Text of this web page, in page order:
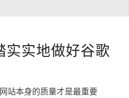
实实地做好谷歌
站本身的质量才是最重要